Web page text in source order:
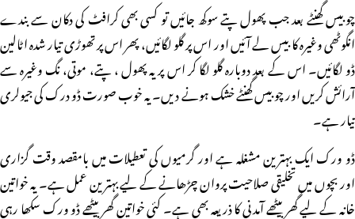
چوبیس گھنٹے بعد جب پھول پتے سوکھ جائیں تو کسی بھی کرافٹ کی دکان سے بندے
انگوٹھی وغیرہ کا بیس لے آئیں اور اس پر گلو لگائیں، پھر اس پر تھوڑی تیار شدہ اٹالین
ڈو لگائیں۔ اس کے بعد دوبارہ گلو لگا کر اس پر یہ پھول ، پتے، موتی، نگ وغیرہ سے
آرائش کریں اور چوبیس گھنٹے خشک ہونے دیں۔ یہ خوب صورت ڈو درک کی جیولری
تیار ہے۔
ڈو ورک ایک بہترین مشغلہ ہے اور گرمیوں کی تعطیلات میں بامقصد وقت گزاری
اور بچوں میں تخلیقی صلاحیت پروان چڑھانے کے لیے بہترین عمل ہے۔ یہ خواتین
خانہ کے لیے گھر بیٹھے آمدنی کا ذریعہ بھی ہے۔ کئی خواتین گھر بیٹھے ڈو ورک سکھا رہی